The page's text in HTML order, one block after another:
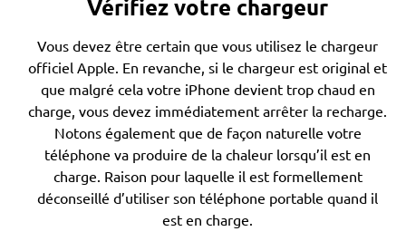
Vérifiez votre chargeur
Vous devez être certain que vous utilisez le chargeur
officiel Apple. En revanche, si le chargeur est original et
que malgré cela votre iPhone devient trop chaud en
charge, vous devez immédiatement arrêter la recharge.
Notons également que de façon naturelle votre
téléphone va produire de la chaleur lorsqu’il est en
charge. Raison pour laquelle il est formellement
déconseillé d’utiliser son téléphone portable quand il
est en charge.